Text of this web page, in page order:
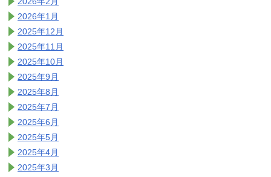
2026年1月
2025年12月
2025年11月
2025年10月
2025年9月
2025年8月
2025年7月
2025年6月
2025年5月
2025年4月
2025年3月